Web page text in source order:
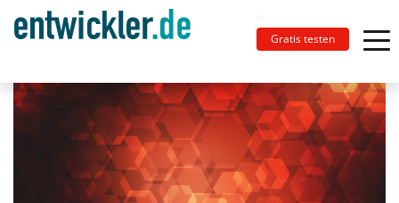
Gratis testen